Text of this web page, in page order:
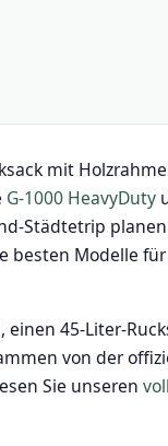
mit
G-1000 HeavyDuty
Städtetrip
besten Modelle
45-Liter-
von der
Sie unseren